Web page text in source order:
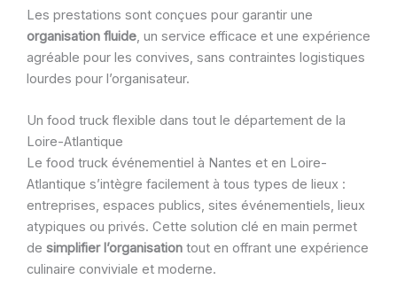
Les prestations sont conçues pour garantir une
organisation fluide, un service efficace et une expérience
agréable pour les convives, sans contraintes logistiques
lourdes pour l’organisateur.
Un food truck flexible dans tout le département de la
Loire-Atlantique
Le food truck événementiel à Nantes et en Loire-
Atlantique s’intègre facilement à tous types de lieux :
entreprises, espaces publics, sites événementiels, lieux
atypiques ou privés. Cette solution clé en main permet
de simplifier l’organisation tout en offrant une expérience
culinaire conviviale et moderne.